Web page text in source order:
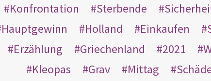
Konfrontation
Sterbende
Hauptgewinn
Holland Einkaufen
Erzählung
Griechenland 2021
Kleopas
Grav Mittag